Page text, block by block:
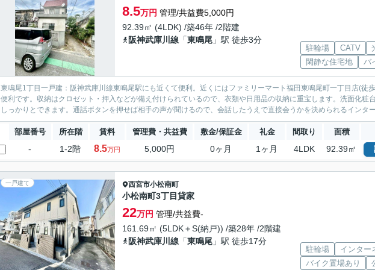
8.5万円 管理/共益費5,000円
92.39㎡ (4LDK) /築46年 /2階建
阪神武庫川線 「東鳴尾 」駅 徒歩3分
駐輪場 CATV
閑静な住宅地
バ
東鳴尾1丁目一戸建：阪神武庫川線東鳴尾駅にも近くて便利。近くにはファミリーマート福田東鳴尾町一丁目店(徒
便利です。収納はクロゼット・押入などが備え付けられているので、衣類や日用品の収納に重宝します。洗面化粧
しっかりとできます。通話ボタンを押せば相手の声が聞けるので、会話したうえで直接会うかを決められるインタ
部屋番号 所在階 賃料 管理費・共益費 敷金/保証金 礼金 間取り 面積
- 1-2階 8.5万円 5,000円 0ヶ月 1ヶ月 4LDK 92.39㎡
一戸建て 西宮市小松南町
小松南町3丁目貸家
22万円 管理/共益費-
161.69㎡ (5LDK＋S(納戸)) /築28年 /2階建
阪神武庫川線 「東鳴尾 」駅 徒歩17分
駐輪場
インター
バイク置場あり